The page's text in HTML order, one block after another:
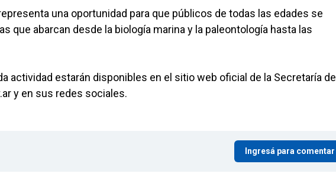
una oportunidad para que públicos de todas las edades se
que abarcan desde la biología marina y la paleontología hasta las
actividad estarán disponibles en el sitio web oficial de la Secretaría de
y en sus redes sociales.
Ingresá para comentar